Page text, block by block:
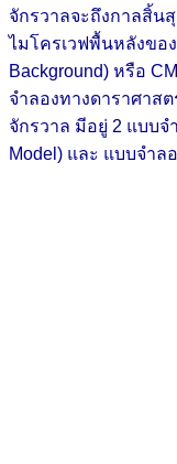
จักรวาลจะถึงกาลสิ้น
ไมโครเวฟพื้นหลังขอ
Background) หรือ
จำลองทางดาราศาส
จักรวาล มีอยู่ 2 แบบจ
Model) และ แบบจำล